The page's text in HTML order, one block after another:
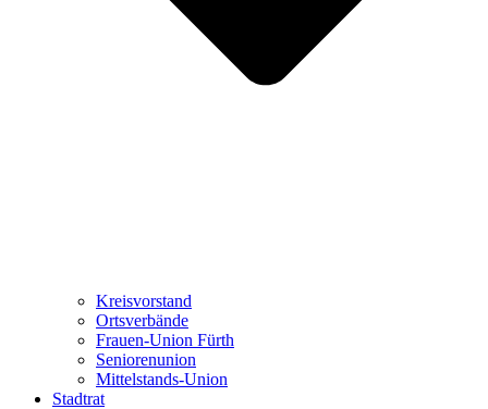
Kreisvorstand
Ortsverbände
Frauen-Union Fürth
Seniorenunion
Mittelstands-Union
Stadtrat